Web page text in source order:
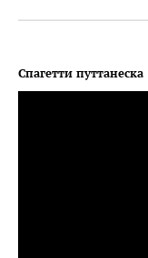
Спагетти путтанеска